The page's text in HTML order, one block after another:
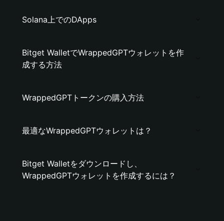
Solana上でのDApps
Bitget WalletでWrappedGPTウォレットを作
成する方法
WrappedGPTトークンの購入方法
最適なWrappedGPTウォレットは？
Bitget Walletをダウンロードし、
WrappedGPTウォレットを作成するには？